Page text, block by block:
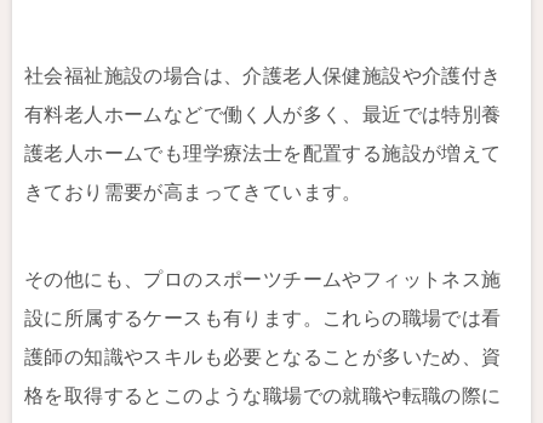
社会福祉施設の場合は、介護老人保健施設や介護付き
有料老人ホームなどで働く人が多く、最近では特別養
護老人ホームでも理学療法士を配置する施設が増えて
きており需要が高まってきています。
その他にも、プロのスポーツチームやフィットネス施
設に所属するケースも有ります。これらの職場では看
護師の知識やスキルも必要となることが多いため、資
格を取得するとこのような職場での就職や転職の際に